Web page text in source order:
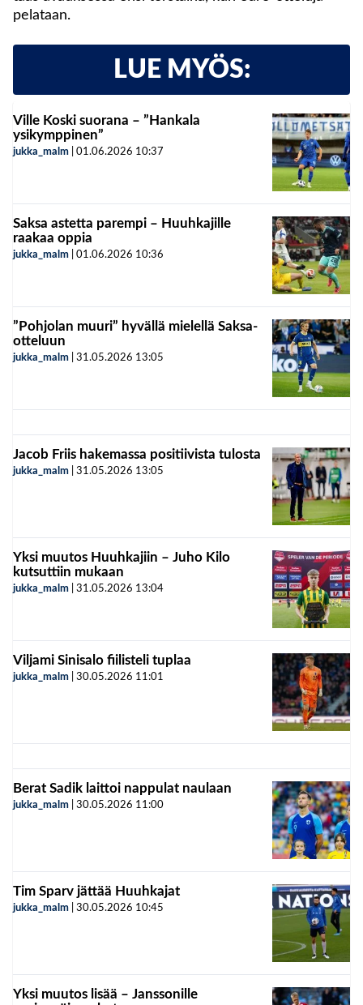
pelataan.
LUE MYÖS:
Ville Koski suorana – ”Hankala
ysikymppinen”
jukka_malm 01.06.2026 10:37
Saksa astetta parempi – Huuhkajille
raakaa oppia
jukka_malm 01.06.2026 10:36
”Pohjolan muuri” hyvällä mielellä Saksa-
otteluun
jukka_malm 31.05.2026 13:05
Jacob Friis hakemassa positiivista tulosta
jukka_malm 31.05.2026 13:05
Yksi muutos Huuhkajiin – Juho Kilo
kutsuttiin mukaan
jukka_malm 31.05.2026 13:04
Viljami Sinisalo fiilisteli tuplaa
jukka_malm 30.05.2026 11:01
Berat Sadik laittoi nappulat naulaan
jukka_malm 30.05.2026 11:00
Tim Sparv jättää Huuhkajat
jukka_malm 30.05.2026 10:45
Yksi muutos lisää – Janssonille